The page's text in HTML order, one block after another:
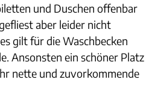
und Duschen offenbar
aber leider nicht
gilt für die Waschbecken
Ansonsten ein schöner Platz
nette und zuvorkommende